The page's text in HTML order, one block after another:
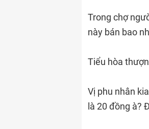
Trong chợ
này bán bao
Tiểu hòa
Vị phu nhân
là 20 đồng à?